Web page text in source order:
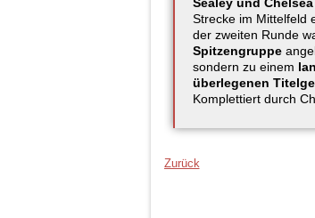
Strecke im Mittelfeld
der zweiten Runde
Spitzengruppe
sondern zu einem
überlegenen
Komplettiert durch
Zurück